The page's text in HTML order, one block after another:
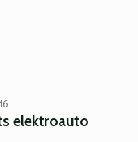
elektroauto